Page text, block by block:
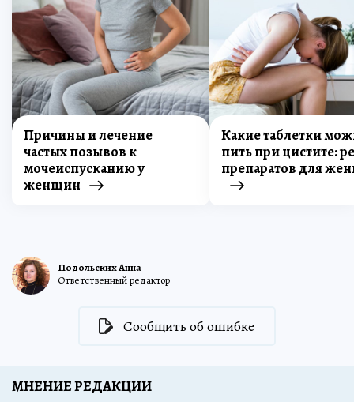
Причины и лечение
частых позывов к
мочеиспусканию у
женщин
Какие таблетки
пить при цистите:
препаратов для
Подольских Анна
Ответственный редактор
Сообщить об ошибке
МНЕНИЕ РЕДАКЦИИ